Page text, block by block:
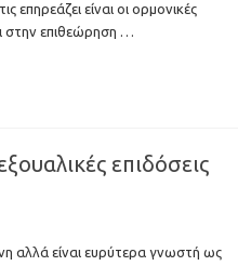
επηρεάζει είναι οι ορμονικές
στην επιθεώρηση …
επιδόσεις
αλλά είναι ευρύτερα γνωστή ως